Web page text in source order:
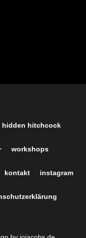
hidden hitchcock
workshops
kontakt instagram